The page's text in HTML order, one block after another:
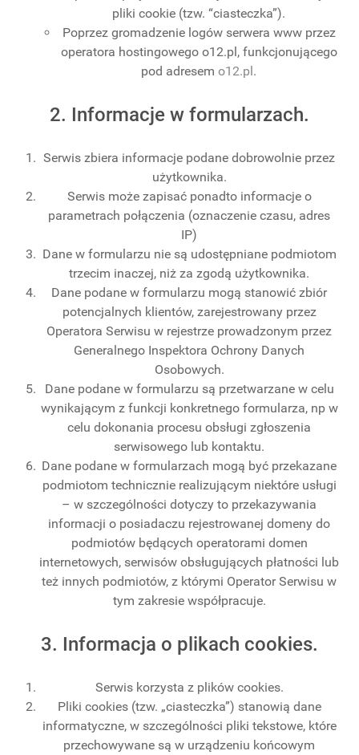
pliki cookie (tzw. “ciasteczka”).
Poprzez gromadzenie logów serwera www przez
operatora hostingowego o12.pl, funkcjonującego
pod adresem o12.pl.
2. Informacje w formularzach.
Serwis zbiera informacje podane dobrowolnie przez
użytkownika.
Serwis może zapisać ponadto informacje o
parametrach połączenia (oznaczenie czasu, adres
IP)
Dane w formularzu nie są udostępniane podmiotom
trzecim inaczej, niż za zgodą użytkownika.
Dane podane w formularzu mogą stanowić zbiór
potencjalnych klientów, zarejestrowany przez
Operatora Serwisu w rejestrze prowadzonym przez
Generalnego Inspektora Ochrony Danych
Osobowych.
Dane podane w formularzu są przetwarzane w celu
wynikającym z funkcji konkretnego formularza, np w
celu dokonania procesu obsługi zgłoszenia
serwisowego lub kontaktu.
Dane podane w formularzach mogą być przekazane
podmiotom technicznie realizującym niektóre usługi
– w szczególności dotyczy to przekazywania
informacji o posiadaczu rejestrowanej domeny do
podmiotów będących operatorami domen
internetowych, serwisów obsługujących płatności lub
też innych podmiotów, z którymi Operator Serwisu w
tym zakresie współpracuje.
3. Informacja o plikach cookies.
Serwis korzysta z plików cookies.
Pliki cookies (tzw. „ciasteczka”) stanowią dane
informatyczne, w szczególności pliki tekstowe, które
przechowywane są w urządzeniu końcowym